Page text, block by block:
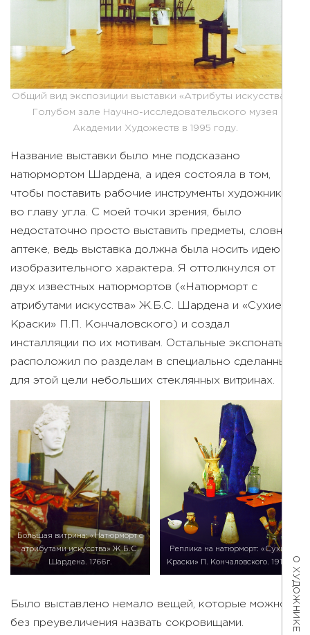
О ХУДОЖНИКЕ
Общий вид экспозиции выставки «Атрибуты искусства» в
Голубом зале Научно-исследовательского музея
Академии Художеств в 1995 году.
Название выставки было мне подсказано
натюрмортом Шардена, а идея состояла в том,
чтобы поставить рабочие инструменты художника
во главу угла. С моей точки зрения, было
недостаточно просто выставить предметы, словно в
аптеке, ведь выставка должна была носить идею
изобразительного характера. Я оттолкнулся от
двух известных натюрмортов («Натюрморт с
атрибутами искусства» Ж.Б.С. Шардена и «Сухие
Краски» П.П. Кончаловского) и создал
инсталляции по их мотивам. Остальные экспонаты я
расположил по разделам в специально сделанных
для этой цели небольших стеклянных витринах.
Большая витрина: «Натюрморт с
атрибутами искусства» Ж.Б.С.
Шардена. 1766г.
Реплика на натюрморт: «Сухие
Краски» П. Кончаловского. 1913г.
Было выставлено немало вещей, которые можно
без преувеличения назвать сокровищами.